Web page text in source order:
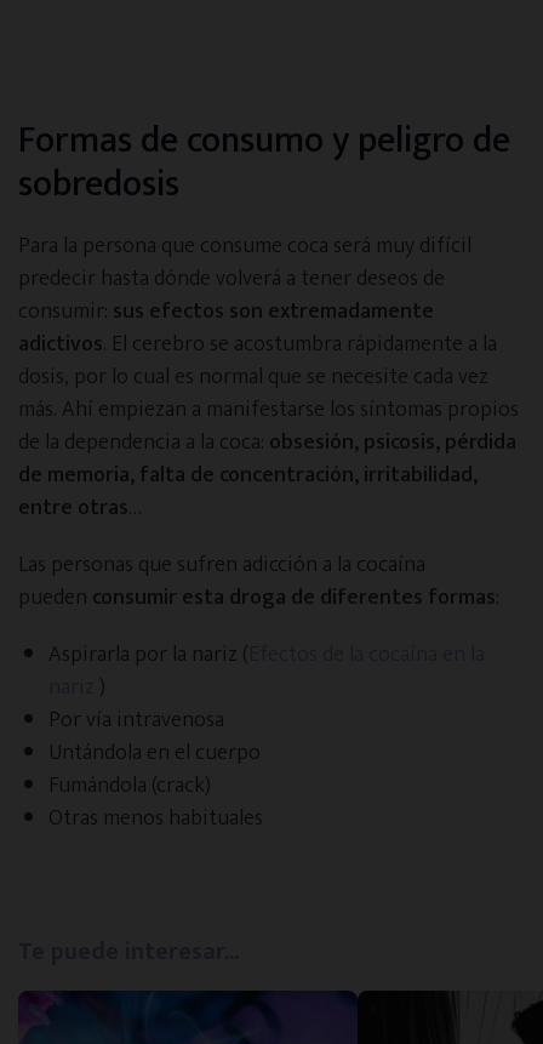
Formas de consumo y peligro de
sobredosis
Para la persona que consume coca será muy difícil
predecir hasta dónde volverá a tener deseos de
consumir: sus efectos son extremadamente
adictivos. El cerebro se acostumbra rápidamente a la
dosis, por lo cual es normal que se necesite cada vez
más. Ahí empiezan a manifestarse los síntomas propios
de la dependencia a la coca: obsesión, psicosis, pérdida
de memoria, falta de concentración, irritabilidad,
entre otras…
Las personas que sufren adicción a la cocaína
pueden consumir esta droga de diferentes formas:
Aspirarla por la nariz (
)
Por vía intravenosa
Untándola en el cuerpo
Fumándola (crack)
Otras menos habituales